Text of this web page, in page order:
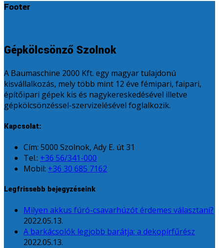
Footer
Gépkölcsönző Szolnok
A Baumaschine 2000 Kft. egy magyar tulajdonú
kisvállalkozás, mely több mint 12 éve fémipari, faipari,
építőipari gépek kis és nagykereskedésével illetve
gépkölcsönzéssel-szervizelésével foglalkozik.
Kapcsolat:
Cím: 5000 Szolnok, Ady E. út 31
Tel.: +36 56/341-000
Mobil: +36 30 685 7162
Legfrissebb bejegyzéseink
Milyen akkus fúró-csavarhúzót érdemes választani?
2022.05.13.
A barkácsolók legjobb barátja: a dekopírfűrész
2022.05.13.